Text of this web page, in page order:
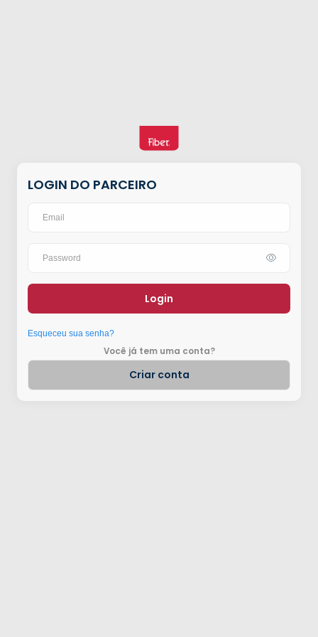
LOGIN DO PARCEIRO
Login
Esqueceu sua senha?
Você já tem uma conta?
Criar conta